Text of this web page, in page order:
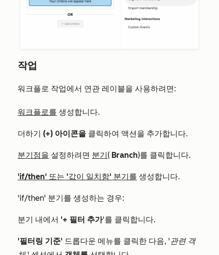
작업
워크플로 작업에서 연관 레이블을 사용하려면:
워크플로를 생성합니다.
더하기 (+) 아이콘을 클릭하여 액션을 추가합니다.
분기점을 설정하려면 분기( Branch)를 클릭합니다.
'if/then' 또는 '값이 일치함' 분기를 생성합니다.
'if/then' 분기를 생성하는 경우:
분기 내에서 '+ 필터 추가'를 클릭합니다.
'필터링 기준' 드롭다운 메뉴를 클릭한 다음, '관련 객